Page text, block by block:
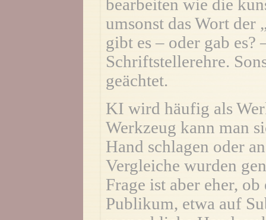
bearbeiten wie die
umsonst das Wort der
gibt es – oder gab
Schriftstellerehre.
geächtet.
KI wird häufig als
Werkzeug kann man
Hand schlagen oder
Vergleiche wurden
Frage ist aber eher,
Publikum, etwa auf